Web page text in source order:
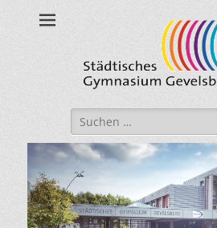
Suche
nach: